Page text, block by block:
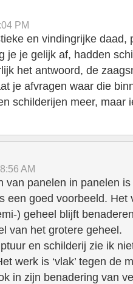
PM
en vindingrijke daad,
je je gelijk af, hadden
het antwoord, de
je afvragen waar die
schilderijen meer, maar
AM
van panelen in panelen
een goed voorbeeld. Het
) geheel blijft
van het grotere geheel.
en schilderij zie ik
werk is ‘vlak’ tegen de
in zijn benadering van